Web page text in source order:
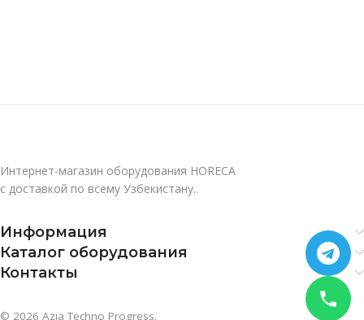
Интернет-магазин оборудования HORECA
с доставкой по всему Узбекистану..
Информация
Каталог оборудования
Контакты
© 2026 Azia Techno Progress.